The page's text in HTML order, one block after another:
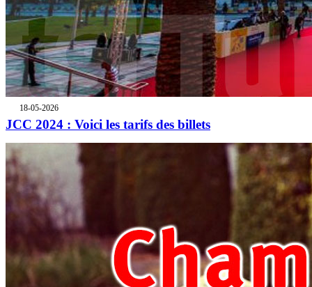
18-05-2026
JCC 2024 : Voici les tarifs des billets